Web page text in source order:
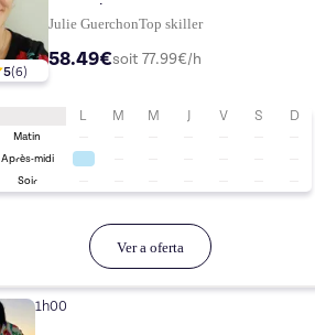
5(6)
mesure !
Julie GuerchonTop skiller
58.49€soit 77.99€/h
L M M J V S D
Matin
Après-midi
Soir
Ver a oferta
1h00